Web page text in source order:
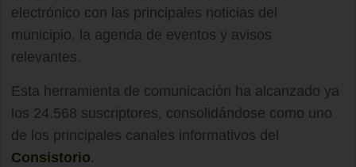
electrónico con las principales noticias del
municipio, la agenda de eventos y avisos
relevantes.
Esta herramienta de comunicación ha alcanzado ya
los 24.568 suscriptores, consolidándose como uno
de los principales canales informativos del
Consistorio.